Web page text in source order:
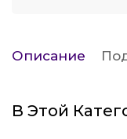
Описание
В Этой